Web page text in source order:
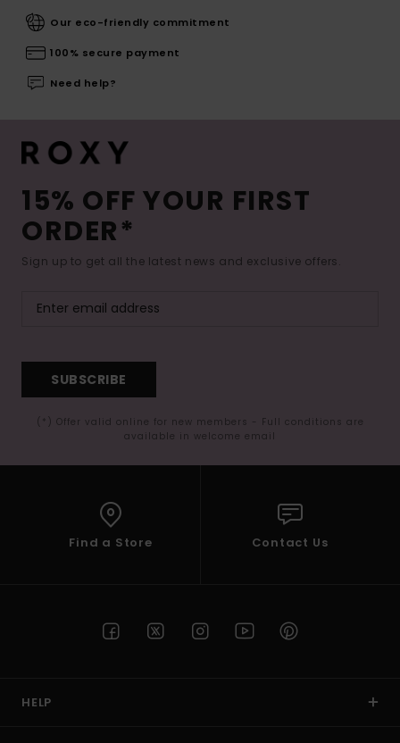
Our eco-friendly commitment
100% secure payment
Need help?
15% OFF YOUR FIRST
ORDER*
Sign up to get all the latest news and exclusive offers.
SUBSCRIBE
(*) Offer valid online for new members - Full conditions are
available in welcome email
Find a Store Contact Us
HELP